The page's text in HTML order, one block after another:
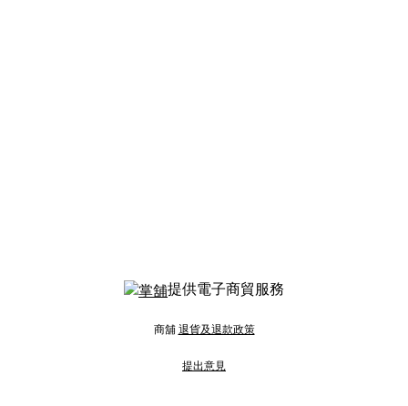
提供電子商貿服務
商舖 退貨及退款政策
提出意見